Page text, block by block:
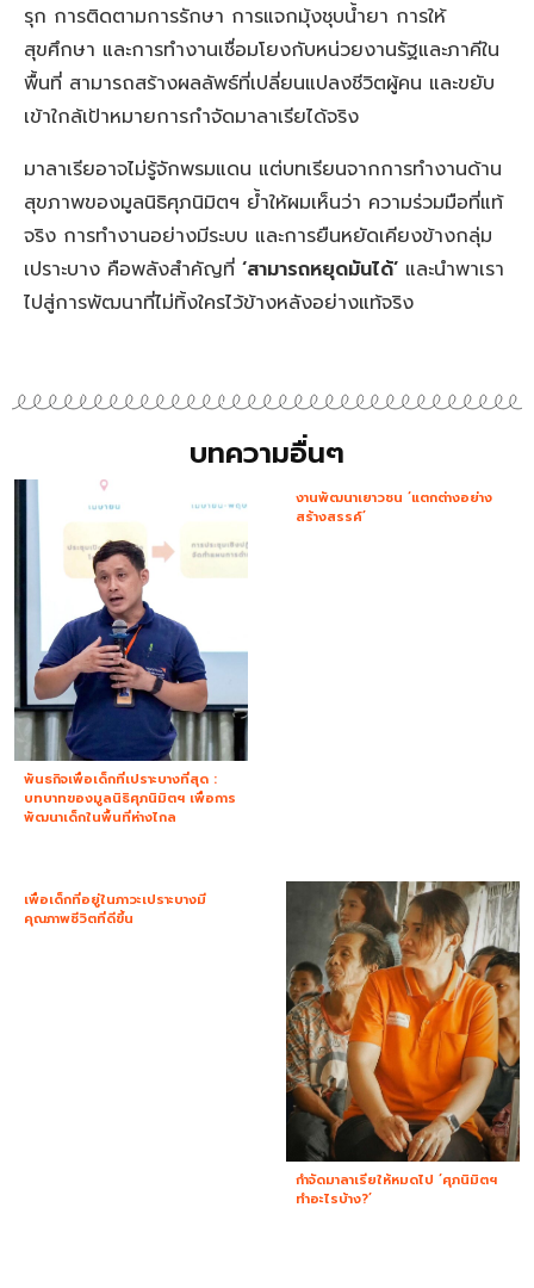
รุก การติดตามการรักษา การแจกมุ้งชุบน้ำยา การให้
สุขศึกษา และการทำงานเชื่อมโยงกับหน่วยงานรัฐและภาคีใน
พื้นที่ สามารถสร้างผลลัพธ์ที่เปลี่ยนแปลงชีวิตผู้คน และขยับ
เข้าใกล้เป้าหมายการกำจัดมาลาเรียได้จริง
มาลาเรียอาจไม่รู้จักพรมแดน แต่บทเรียนจากการทำงานด้าน
สุขภาพของมูลนิธิศุภนิมิตฯ ย้ำให้ผมเห็นว่า ความร่วมมือที่แท้
จริง การทำงานอย่างมีระบบ และการยืนหยัดเคียงข้างกลุ่ม
เปราะบาง คือพลังสำคัญที่ ‘สามารถหยุดมันได้’ และนำพาเรา
ไปสู่การพัฒนาที่ไม่ทิ้งใครไว้ข้างหลังอย่างแท้จริง
บทความอื่นๆ
พันธกิจเพื่อเด็กที่เปราะบางที่สุด :
บทบาทของมูลนิธิศุภนิมิตฯ เพื่อการ
พัฒนาเด็กในพื้นที่ห่างไกล
งานพัฒนาเยาวชน ‘แตกต่างอย่าง
สร้างสรรค์’
เพื่อเด็กที่อยู่ในภาวะเปราะบางมี
คุณภาพชีวิตที่ดีขึ้น
กำจัดมาลาเรียให้หมดไป ‘ศุภนิมิตฯ
ทำอะไรบ้าง?’